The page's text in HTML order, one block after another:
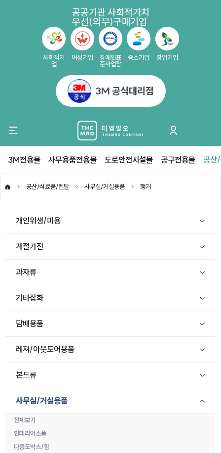
공공기관 사회적가치
우선(의무)구매기업
사회적기
업
여성기업
장애인표
준사업장
중소기업 창업기업
3M 공식대리점
3M전용몰 사무용품전용몰 도로안전시설물 공구전용몰 공산
공산/식료품/렌탈 사무실/거실용품 행거
개인위생/미용
계절가전
과자류
기타잡화
담배용품
레져/아웃도어용품
본드류
사무실/거실용품
전체보기
인테리어소품
다용도박스/함